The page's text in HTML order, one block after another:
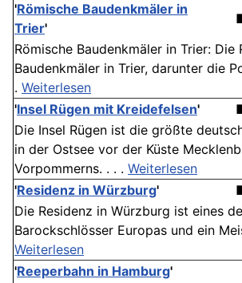
'Römische Baudenkmäler in
Trier'
Römische Baudenkmäler in Trier: Die
Baudenkmäler in Trier, darunter die
. Weiterlesen
'Insel Rügen mit Kreidefelsen'
Die Insel Rügen ist die größte
in der Ostsee vor der Küste
Vorpommerns. . . . Weiterlesen
'Residenz in Würzburg'
Die Residenz in Würzburg ist eines
Barockschlösser Europas und ein
Weiterlesen
'Reeperbahn in Hamburg'